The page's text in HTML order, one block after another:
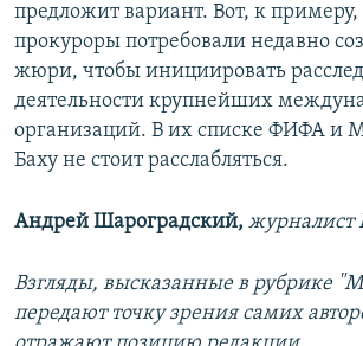
предложит вариант. Вот, к
прокуроры потребовали недавно
жюри, чтобы инициировать
деятельности крупнейших
организаций. В их списке ФИФА и
Баху не стоит расслабляться.
Андрей Шароградский, журналист
Взгляды, высказанные в рубрике
передают точку зрения самих